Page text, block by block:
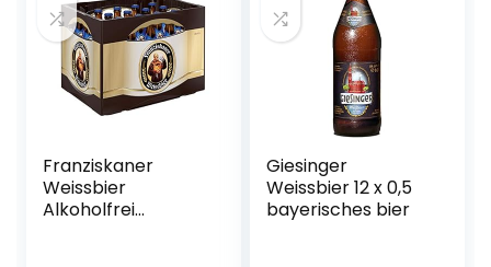
Franziskaner
Weissbier
Alkoholfrei
Giesinger
Weissbier 12 x 0,5
bayerisches bier